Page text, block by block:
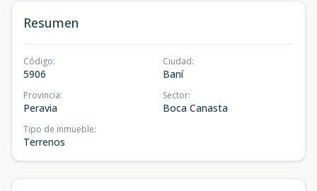
Resumen
Código:
5906
Ciudad:
Baní
Provincia:
Peravia
Sector:
Boca Canasta
Tipo de inmueble:
Terrenos